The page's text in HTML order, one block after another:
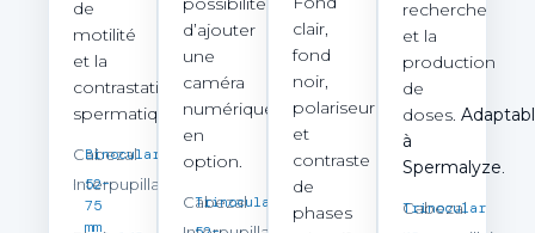
de
motilité
et la
contrastation
spermatique.
Cabezal
Binocular
Interpupillaire
52–
75
mm
d’ajouter
une
caméra
numérique
en
option.
Cabezal
Trinocular
clair,
fond
noir,
polariseur
et
contraste
de
phases
recherche
et la
production
de
doses.
à
Spermalyze.
Cabezal
Trinocular